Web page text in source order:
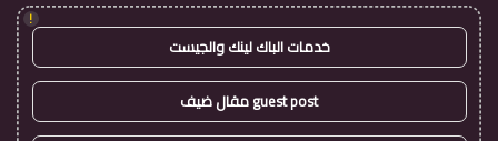
!
خدمات الباك لينك والجيست
guest post مقال ضيف